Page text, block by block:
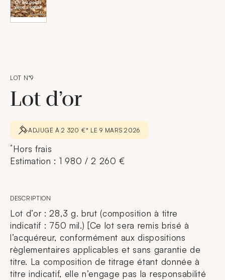
LOT N°9
Lot d’or
ADJUGÉ À 2 320 €* LE 9 MARS 2026
*Hors frais
Estimation : 1 980 / 2 260 €
DESCRIPTION
Lot d’or : 28,3 g. brut (composition à titre
indicatif : 750 mil.) [Ce lot sera remis brisé à
l’acquéreur, conformément aux dispositions
règlementaires applicables et sans garantie de
titre. La composition de titrage étant donnée à
titre indicatif, elle n’engage pas la responsabilité